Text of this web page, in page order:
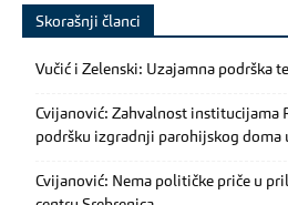
Skorašnji članci
Vučić i Zelenski: Uzajamna podrška
Cvijanović: Zahvalnost institucijama
podršku izgradnji parohijskog doma
Cvijanović: Nema političke priče u